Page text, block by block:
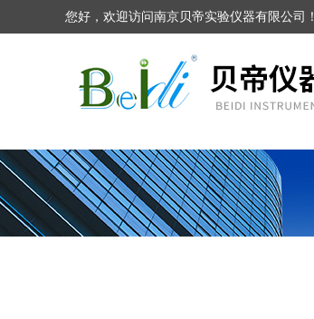
您好，欢迎访问南京贝帝实验仪器有限公司！